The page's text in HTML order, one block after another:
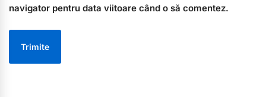
navigator pentru data viitoare când o să comentez.